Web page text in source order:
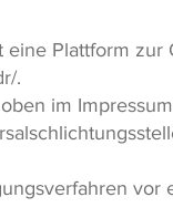
Plattform zur
.
im
vor